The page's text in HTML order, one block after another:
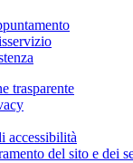
trasparente
accessibilità
del sito e dei